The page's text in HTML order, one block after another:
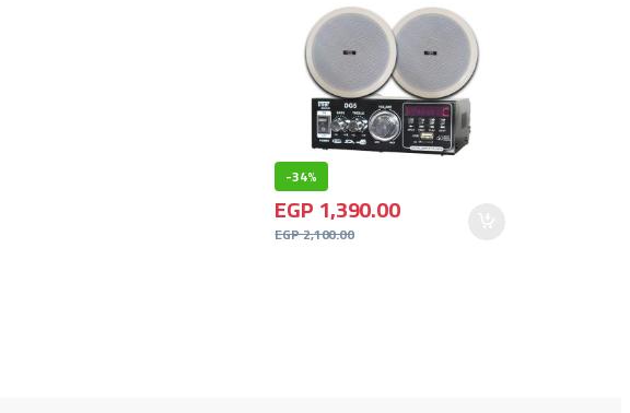
-34%
EGP1,390.00
EGP2,100.00